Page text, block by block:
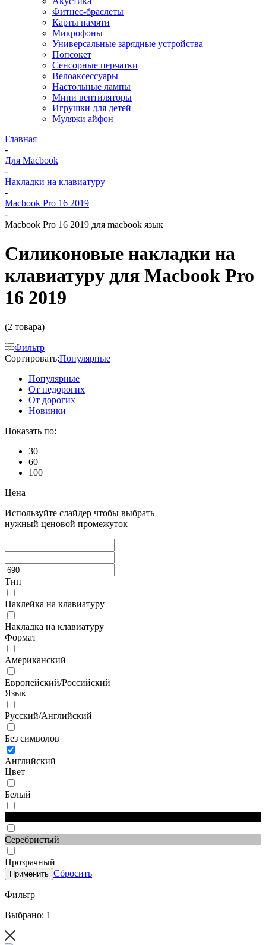
Фитнес-браслеты
Карты памяти
Микрофоны
Универсальные зарядные устройства
Попсокет
Сенсорные перчатки
Велоаксессуары
Настольные лампы
Мини вентиляторы
Игрушки для детей
Муляжи айфон
Главная
-
Для Macbook
-
Накладки на клавиатуру
-
Macbook Pro 16 2019
-
Macbook Pro 16 2019 для macbook язык
Силиконовые накладки на
клавиатуру для Macbook Pro
16 2019
(2 товара)
Фильтр
Сортировать:Популярные
Популярные
От недорогих
От дорогих
Новинки
Показать по:
30
60
100
Цена
Используйте слайдер чтобы выбрать
нужный ценовой промежуток
Тип
Наклейка на клавиатуру
Накладка на клавиатуру
Формат
Американский
Европейский/Российский
Язык
Русский/Английский
Без символов
Английский
Цвет
Белый
Серебристый
Прозрачный
Применить Сбросить
Фильтр
Выбрано: 1